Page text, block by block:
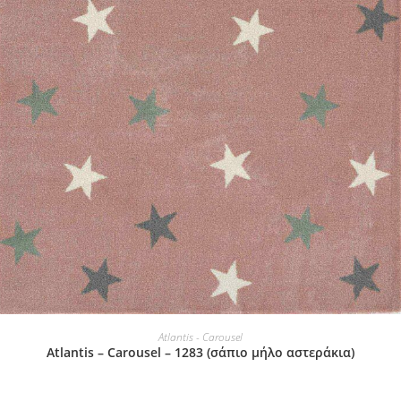
ΕΠΙΛΟΓΉ
Αυτό
το
προϊόν
έχει
Atlantis - Carousel
Atlantis – Carousel – 1283 (σάπιο μήλο αστεράκια)